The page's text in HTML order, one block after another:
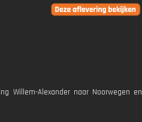
Willem-Alexander naar Noorwegen en